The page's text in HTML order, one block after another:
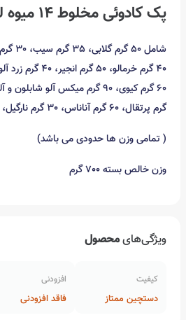
پک کادوئی مخلوط 14 میوه لوکس
40 گرم خرمالو،
گرم پرتقال، 60 گرم آناناس، 30 گرم نارگیل، 40 گرم توت فرنگی
( تمامی وزن ها حدودی می باشد)
وزن خالص بسته 700 گرم
ویژگی‌هایمحصول
کیفیت
دستچین ممتاز
افزودنی
فاقد افزودنی